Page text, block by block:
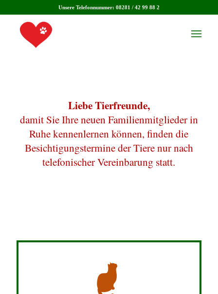
Unsere Telefonnummer: 08281 / 42 99 88 2
Liebe Tierfreunde,
damit Sie Ihre neuen Familienmitglieder in
Ruhe kennenlernen können, finden die
Besichtigungstermine der Tiere nur nach
telefonischer Vereinbarung statt.